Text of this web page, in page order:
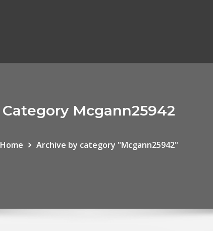
Category Mcgann25942
Home Archive by category "Mcgann25942"